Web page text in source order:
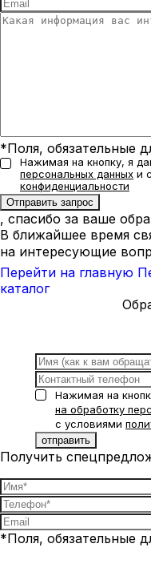
*Поля, обязательные
Нажимая на кнопку, я
персональных данных и
конфиденциальности
, спасибо за ваше
В ближайшее время
на интересующие
Перейти на главную
каталог
Нажимая на
на обработку
с условиями
Получить
*Поля, обязательные